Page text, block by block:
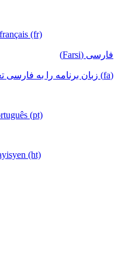
(fr)
فارسی (Farsi)
(fa) زبان برنامه را به فارسی تغییر دهید
(pt)
(ht)